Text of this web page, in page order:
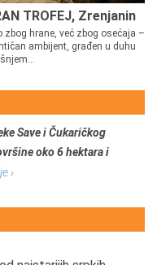
TROFEJ, Zrenjanin
hrane, već zbog osećaja –
ambijent, građen u duhu
Save i Čukaričkog
oko 6 hektara i
›